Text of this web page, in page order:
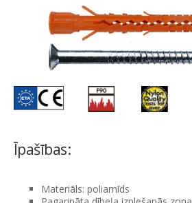
Īpašības:
Materiāls: poliamīds